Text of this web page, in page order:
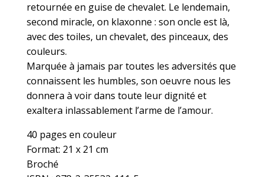
retournée en guise de chevalet. Le lendemain,
second miracle, on klaxonne : son oncle est là,
avec des toiles, un chevalet, des pinceaux, des
couleurs.
Marquée à jamais par toutes les adversités que
connaissent les humbles, son oeuvre nous les
donnera à voir dans toute leur dignité et
exaltera inlassablement l’arme de l’amour.
40 pages en couleur
Format: 21 x 21 cm
Broché